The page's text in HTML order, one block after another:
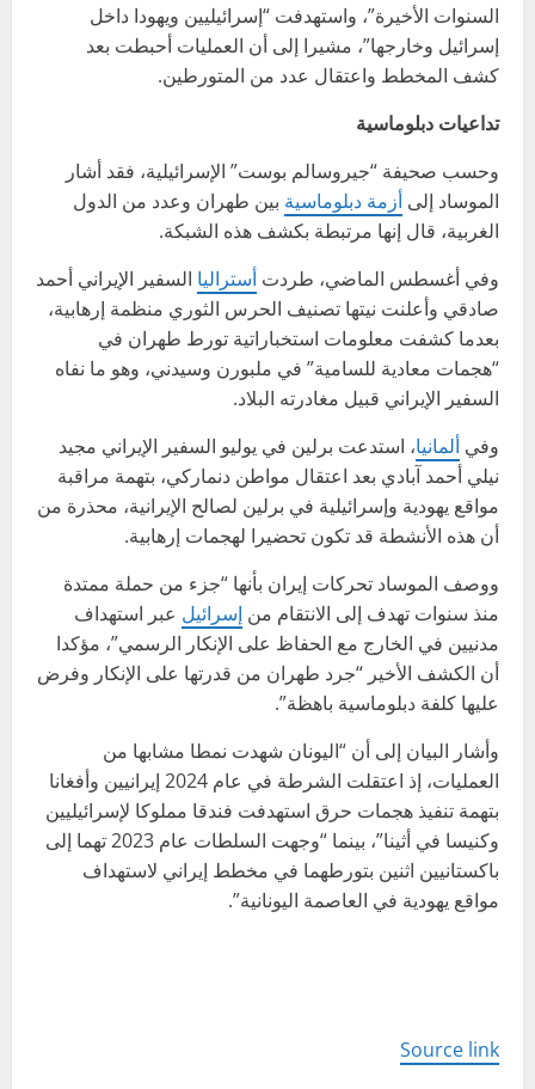
السنوات الأخيرة”، واستهدفت “إسرائيليين ويهودا داخل
إسرائيل وخارجها”، مشيرا إلى أن العمليات أحبطت بعد
كشف المخطط واعتقال عدد من المتورطين.
تداعيات دبلوماسية
وحسب صحيفة “جيروسالم بوست” الإسرائيلية، فقد أشار
الموساد إلى أزمة دبلوماسية بين طهران وعدد من الدول
الغربية، قال إنها مرتبطة بكشف هذه الشبكة.
وفي أغسطس الماضي، طردت أستراليا السفير الإيراني أحمد
صادقي وأعلنت نيتها تصنيف الحرس الثوري منظمة إرهابية،
بعدما كشفت معلومات استخباراتية تورط طهران في
“هجمات معادية للسامية” في ملبورن وسيدني، وهو ما نفاه
السفير الإيراني قبيل مغادرته البلاد.
وفي ألمانيا، استدعت برلين في يوليو السفير الإيراني مجيد
نيلي أحمد آبادي بعد اعتقال مواطن دنماركي، بتهمة مراقبة
مواقع يهودية وإسرائيلية في برلين لصالح الإيرانية، محذرة من
أن هذه الأنشطة قد تكون تحضيرا لهجمات إرهابية.
ووصف الموساد تحركات إيران بأنها “جزء من حملة ممتدة
منذ سنوات تهدف إلى الانتقام من إسرائيل عبر استهداف
مدنيين في الخارج مع الحفاظ على الإنكار الرسمي”، مؤكدا
أن الكشف الأخير “جرد طهران من قدرتها على الإنكار وفرض
عليها كلفة دبلوماسية باهظة”.
وأشار البيان إلى أن “اليونان شهدت نمطا مشابها من
العمليات، إذ اعتقلت الشرطة في عام 2024 إيرانيين وأفغانا
بتهمة تنفيذ هجمات حرق استهدفت فندقا مملوكا لإسرائيليين
وكنيسا في أثينا”، بينما “وجهت السلطات عام 2023 تهما إلى
باكستانيين اثنين بتورطهما في مخطط إيراني لاستهداف
مواقع يهودية في العاصمة اليونانية”.
Source link